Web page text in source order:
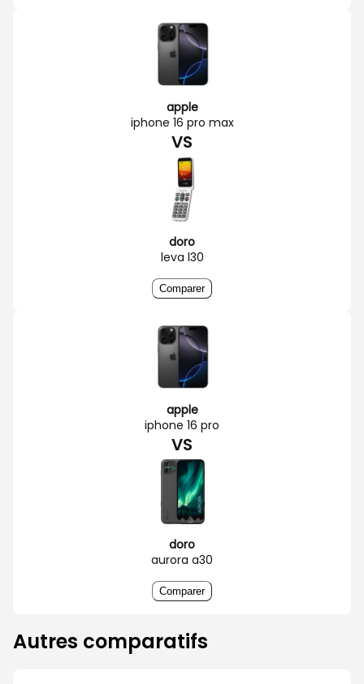
apple
iphone 16 pro max
VS
doro
leva l30
Comparer
apple
iphone 16 pro
VS
doro
aurora a30
Comparer
Autres comparatifs